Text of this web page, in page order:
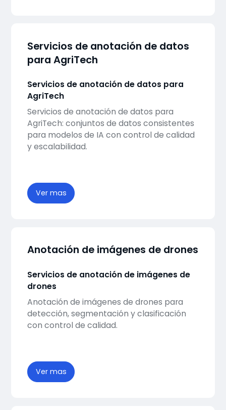
Servicios de anotación de datos
para AgriTech
Servicios de anotación de datos para
AgriTech
Servicios de anotación de datos para
AgriTech: conjuntos de datos consistentes
para modelos de IA con control de calidad
y escalabilidad.
Ver mas
Anotación de imágenes de drones
Servicios de anotación de imágenes de
drones
Anotación de imágenes de drones para
detección, segmentación y clasificación
con control de calidad.
Ver mas